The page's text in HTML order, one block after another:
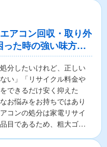
アコン回収・取り外
った時の強い味方
処分したいけれど、正しい
い」「リサイクル料金や
できるだけ安く抑えた
お悩みをお持ちではあり
コンの処分は家電リサイ
目であるため、粗大ゴミ